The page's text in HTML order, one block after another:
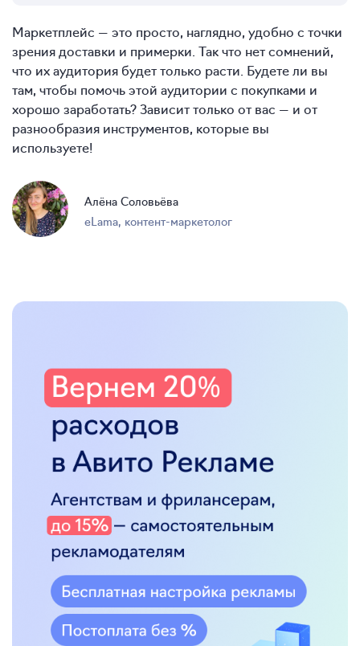
Маркетплейс — это просто, наглядно, удобно с точки
зрения доставки и примерки. Так что нет сомнений,
что их аудитория будет только расти. Будете ли вы
там, чтобы помочь этой аудитории с покупками и
хорошо заработать? Зависит только от вас — и от
разнообразия инструментов, которые вы
используете!
Алёна Соловьёва
eLama, контент-маркетолог